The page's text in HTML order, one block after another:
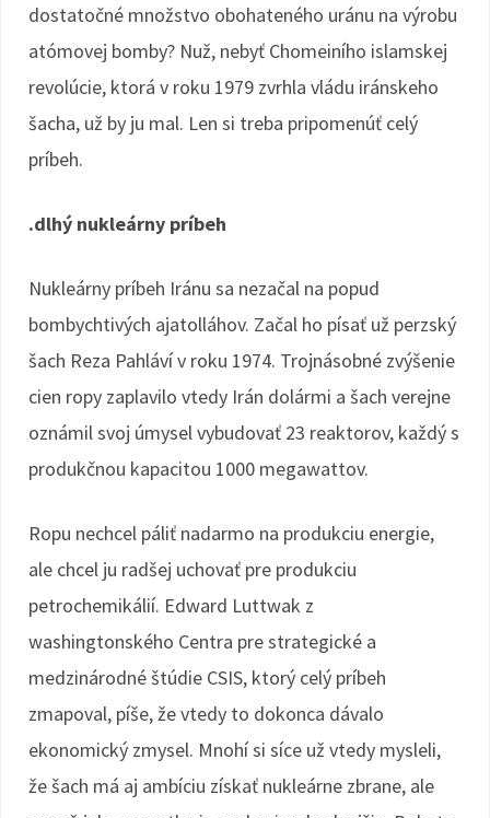
dostatočné množstvo obohateného uránu na výrobu
atómovej bomby? Nuž, nebyť Chomeiního islamskej
revolúcie, ktorá v roku 1979 zvrhla vládu iránskeho
šacha, už by ju mal. Len si treba pripomenúť celý
príbeh.
.dlhý nukleárny príbeh
Nukleárny príbeh Iránu sa nezačal na popud
bombychtivých ajatolláhov. Začal ho písať už perzský
šach Reza Pahláví v roku 1974. Trojnásobné zvýšenie
cien ropy zaplavilo vtedy Irán dolármi a šach verejne
oznámil svoj úmysel vybudovať 23 reaktorov, každý s
produkčnou kapacitou 1000 megawattov.
Ropu nechcel páliť nadarmo na produkciu energie,
ale chcel ju radšej uchovať pre produkciu
petrochemikálií. Edward Luttwak z
washingtonského Centra pre strategické a
medzinárodné štúdie CSIS, ktorý celý príbeh
zmapoval, píše, že vtedy to dokonca dávalo
ekonomický zmysel. Mnohí si síce už vtedy mysleli,
že šach má aj ambíciu získať nukleárne zbrane, ale